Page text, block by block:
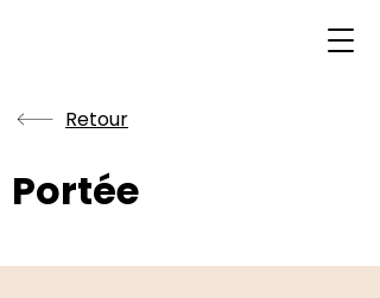
Retour
Portée